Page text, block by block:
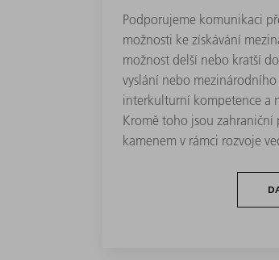
Podporujeme komunikaci
možnosti ke získávání
možnost delší nebo kratší
vyslání nebo
interkulturní kompetence a
Kromě toho jsou zahraniční
kamenem v rámci rozvoje